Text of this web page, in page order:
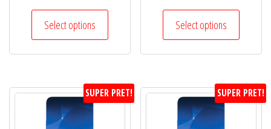
Select options Select options
SUPER PRET! SUPER PRET!